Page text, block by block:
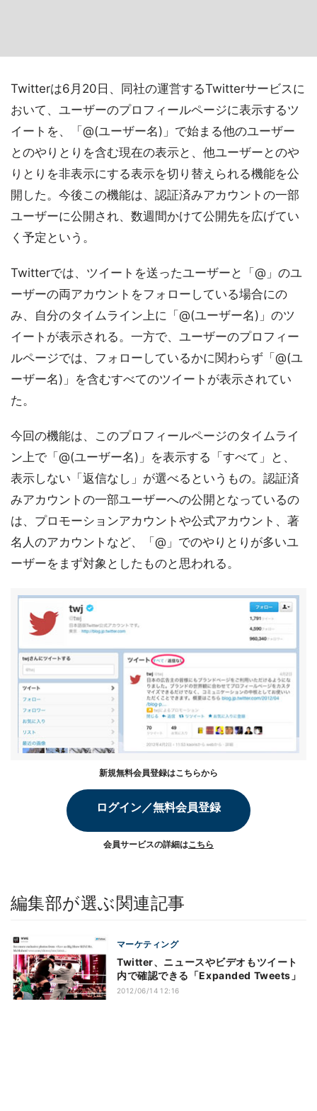
Twitterは6月20日、同社の運営するTwitterサービスに
おいて、ユーザーのプロフィールページに表示するツ
イートを、「@(ユーザー名)」で始まる他のユーザー
とのやりとりを含む現在の表示と、他ユーザーとのや
りとりを非表示にする表示を切り替えられる機能を公
開した。今後この機能は、認証済みアカウントの一部
ユーザーに公開され、数週間かけて公開先を広げてい
く予定という。
Twitterでは、ツイートを送ったユーザーと「@」のユ
ーザーの両アカウントをフォローしている場合にの
み、自分のタイムライン上に「@(ユーザー名)」のツ
イートが表示される。一方で、ユーザーのプロフィー
ルページでは、フォローしているかに関わらず「@(ユ
ーザー名)」を含むすべてのツイートが表示されてい
た。
今回の機能は、このプロフィールページのタイムライ
ン上で「@(ユーザー名)」を表示する「すべて」と、
表示しない「返信なし」が選べるというもの。認証済
みアカウントの一部ユーザーへの公開となっているの
は、プロモーションアカウントや公式アカウント、著
名人のアカウントなど、「@」でのやりとりが多いユ
ーザーをまず対象としたものと思われる。
新規無料会員登録はこちらから
ログイン／無料会員登録
会員サービスの詳細はこちら
編集部が選ぶ関連記事
マーケティング
Twitter、ニュースやビデオもツイート
内で確認できる「Expanded Tweets」
2012/06/14 12:16